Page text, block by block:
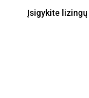
Įsigykite lizingų